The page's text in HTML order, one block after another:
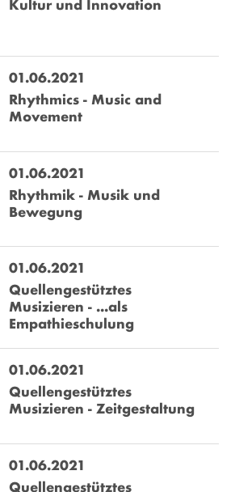
Kultur und Innovation
01.06.2021
Rhythmics - Music and
Movement
01.06.2021
Rhythmik - Musik und
Bewegung
01.06.2021
Quellengestütztes
Musizieren - ...als
Empathieschulung
01.06.2021
Quellengestütztes
Musizieren - Zeitgestaltung
01.06.2021
Quellengestütztes